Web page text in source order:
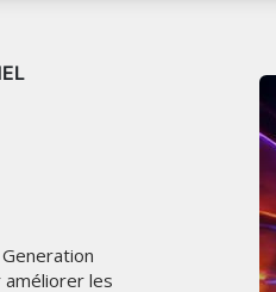
améliorer les